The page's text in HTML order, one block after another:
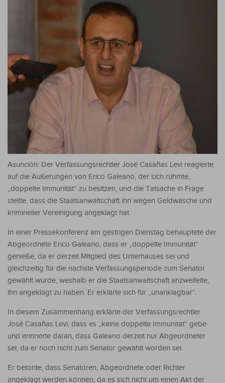
Asunción: Der Verfassungsrechtler José Casañas Levi reagierte
auf die Äußerungen von Erico Galeano, der sich rühmte,
„doppelte Immunität“ zu besitzen, und die Tatsache in Frage
stellte, dass die Staatsanwaltschaft ihn wegen Geldwäsche und
krimineller Vereinigung angeklagt hat.
In einer Pressekonferenz am gestrigen Dienstag behauptete der
Abgeordnete Erico Galeano, dass er „doppelte Immunität“
genieße, da er derzeit Mitglied des Unterhauses sei und
gleichzeitig für die nächste Verfassungsperiode zum Senator
gewählt wurde, weshalb er die Staatsanwaltschaft anzweifelte,
ihn angeklagt zu haben. Er erklärte sich für „unanklagbar“.
In diesem Zusammenhang erklärte der Verfassungsrechtler
José Casañas Levi, dass es „keine doppelte Immunität“ gebe
und erinnerte daran, dass Galeano derzeit nur Abgeordneter
sei, da er noch nicht zum Senator gewählt worden sei.
Er betonte, dass Senatoren, Abgeordnete oder Richter
angeklagt werden können, da es sich nicht um einen Akt der